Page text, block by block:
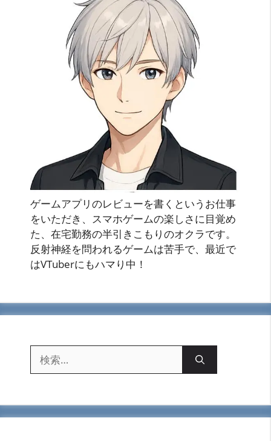
ゲームアプリのレビューを書くというお仕事
をいただき、スマホゲームの楽しさに目覚め
た、在宅勤務の半引きこもりのオクラです。
反射神経を問われるゲームは苦手で、最近で
はVTuberにもハマり中！
索: